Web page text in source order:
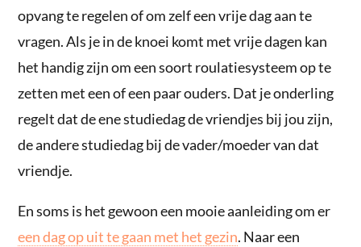
opvang te regelen of om zelf een vrije dag aan te
vragen. Als je in de knoei komt met vrije dagen kan
het handig zijn om een soort roulatiesysteem op te
zetten met een of een paar ouders. Dat je onderling
regelt dat de ene studiedag de vriendjes bij jou zijn,
de andere studiedag bij de vader/moeder van dat
vriendje.
En soms is het gewoon een mooie aanleiding om er
een dag op uit te gaan met het gezin. Naar een